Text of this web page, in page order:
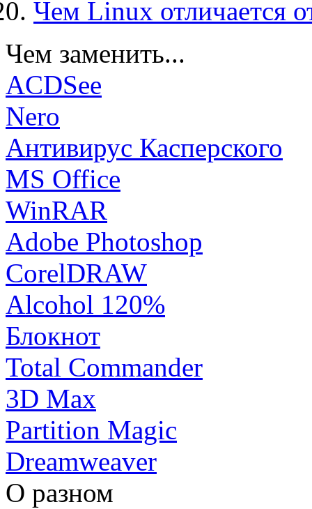
Чем Linux отличается
Чем заменить...
ACDSee
Nero
Антивирус Касперского
MS Office
WinRAR
Adobe Photoshop
CorelDRAW
Alcohol 120%
Блокнот
Total Commander
3D Max
Partition Magic
Dreamweaver
О разном